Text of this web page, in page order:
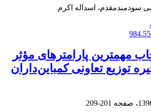
اسداله اکرم
مهمترین پارامترهای مؤثر
توزیع تعاونی کمباین‌داران
201-209